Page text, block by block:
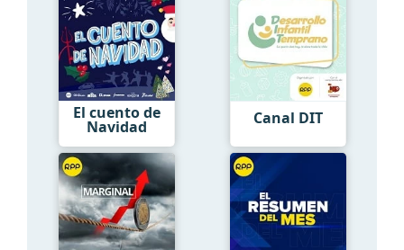
El cuento de
Navidad Canal DIT